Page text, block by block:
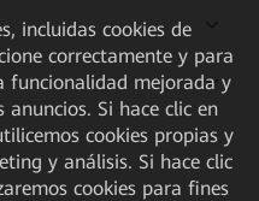
incluidas cookies de
correctamente y para
funcionalidad mejorada y
Si hace clic en
cookies propias y
y análisis. Si hace clic
cookies para fines